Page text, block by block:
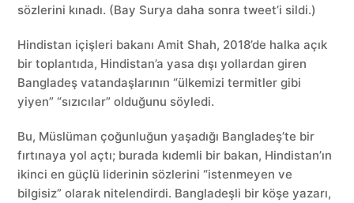
sözlerini kınadı. (Bay Surya daha sonra tweet’i sildi.)
Hindistan içişleri bakanı Amit Shah, 2018’de halka açık
bir toplantıda, Hindistan’a yasa dışı yollardan giren
Bangladeş vatandaşlarının “ülkemizi termitler gibi
yiyen” “sızıcılar” olduğunu söyledi.
Bu, Müslüman çoğunluğun yaşadığı Bangladeş’te bir
fırtınaya yol açtı; burada kıdemli bir bakan, Hindistan’ın
ikinci en güçlü liderinin sözlerini “istenmeyen ve
bilgisiz” olarak nitelendirdi. Bangladeşli bir köşe yazarı,